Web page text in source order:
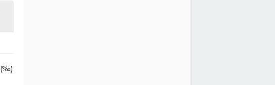
(‰)